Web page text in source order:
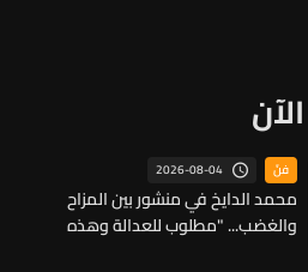
فنّ 2026-08-04
محمد الدايخ في منشور بين المزاح
والغضب... "مطلوب للعدالة وهذه